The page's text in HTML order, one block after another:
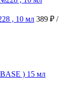
, 10 мл 389 ₽ /